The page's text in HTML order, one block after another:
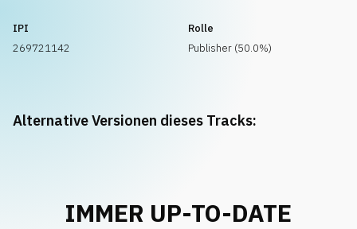
IPI
269721142
Rolle
Publisher (50.0%)
Alternative Versionen dieses Tracks:
IMMER UP-TO-DATE